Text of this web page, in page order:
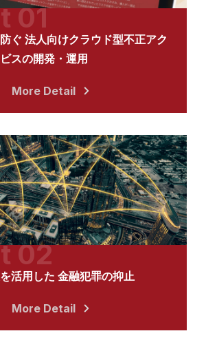
01
ぐ 法人向けクラウド型不正アク
スの開発・運用
More Detail
02
活用した 金融犯罪の抑止
More Detail